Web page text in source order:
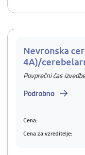
Nevronska
4A)/
Povprečni čas
Podrobno
Cena:
Cena za vzreditelje: